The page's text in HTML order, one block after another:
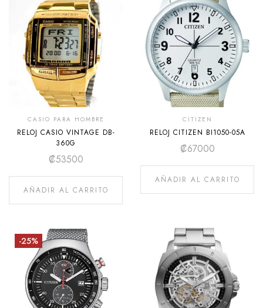
CASIO PARA HOMBRE
RELOJ CASIO VINTAGE DB-
360G
₡53500
AÑADIR AL CARRITO
CITIZEN
RELOJ CITIZEN BI1050-05A
₡67000
AÑADIR AL CARRITO
-25%